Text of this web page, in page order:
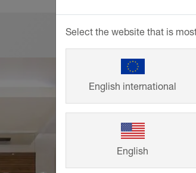
Select the website that is
English international
English